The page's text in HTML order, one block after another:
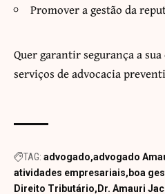
Promover a gestão da
Quer garantir segurança a
serviços de advocacia
TAG: advogado advogado
atividades empresariais boa
Direito Tributário Dr. Amauri